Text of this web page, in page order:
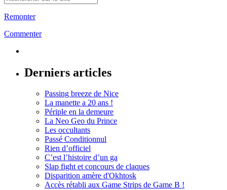
Remonter
Commenter
Derniers articles
Passing breeze de Nice
La manette a 20 ans !
Périple en la demeure
La Neo Geo du Prince
Les occultants
Passé Conditionnul
Rien d’officiel
C’est l’histoire d’un ga
Slap fight et concours de claques
Disparition amère d'Okhtosk
Accès rétabli aux Game Strips de Game B !